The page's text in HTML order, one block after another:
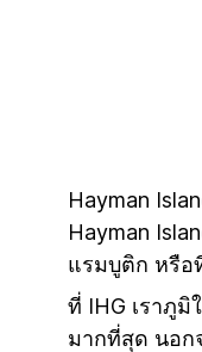
Hayman
Hayman
แรมบูติก หรือ
ที่ IHG เราภู
มากที่สุด นอก